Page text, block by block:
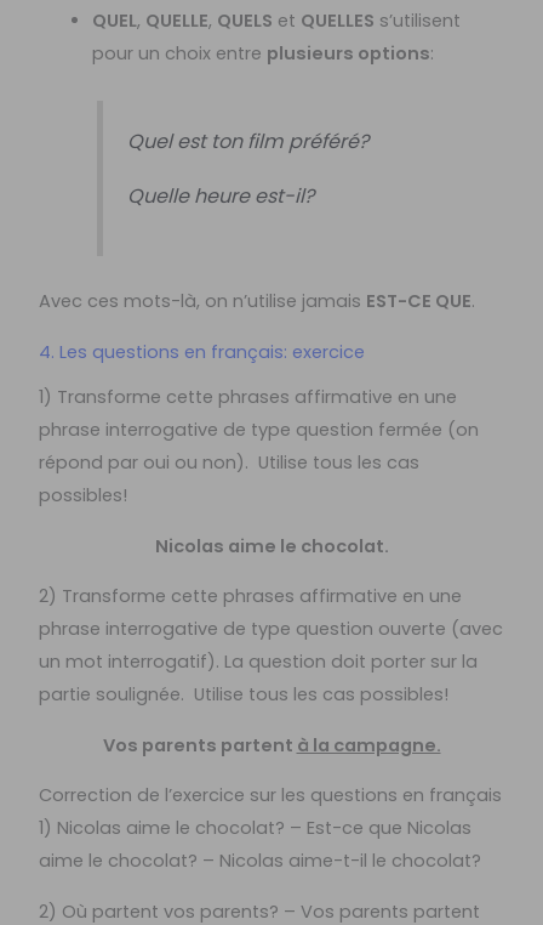
QUEL, QUELLE, QUELS et QUELLES s’utilisent
pour un choix entre plusieurs options:
Quel est ton film préféré?
Quelle heure est-il?
Avec ces mots-là, on n’utilise jamais EST-CE QUE.
4. Les questions en français: exercice
1) Transforme cette phrases affirmative en une
phrase interrogative de type question fermée (on
répond par oui ou non). Utilise tous les cas
possibles!
Nicolas aime le chocolat.
2) Transforme cette phrases affirmative en une
phrase interrogative de type question ouverte (avec
un mot interrogatif). La question doit porter sur la
partie soulignée. Utilise tous les cas possibles!
Vos parents partent à la campagne.
Correction de l’exercice sur les questions en français
1) Nicolas aime le chocolat? – Est-ce que Nicolas
aime le chocolat? – Nicolas aime-t-il le chocolat?
2) Où partent vos parents? – Vos parents partent